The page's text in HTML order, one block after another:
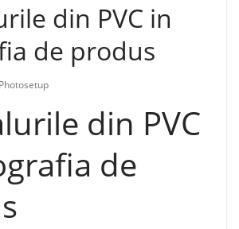
din PVC in
de produs
Photosetup
din PVC
de